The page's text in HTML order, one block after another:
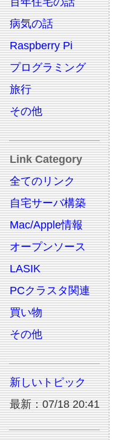
病気の話
Raspberry Pi
プログラミング
旅行
その他
Link Category
全てのリンク
自宅サーバ構築
Mac/Apple情報
オープンソース
LASIK
PCクラスタ関連
買い物
その他
新しいトピック
最新：07/18 20:41